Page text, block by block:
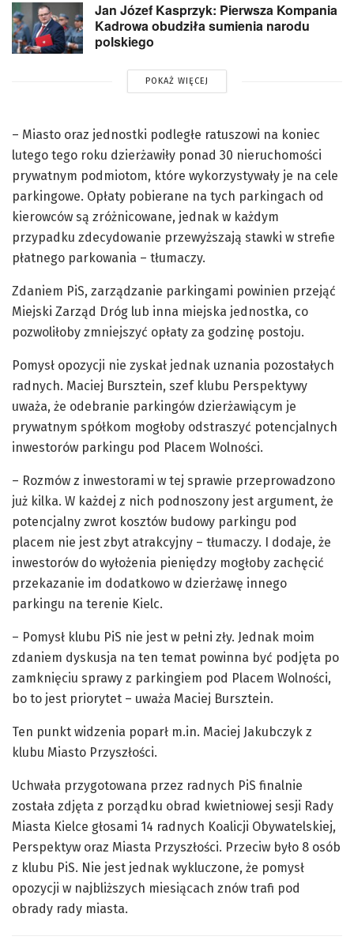
Jan Józef Kasprzyk: Pierwsza Kompania
Kadrowa obudziła sumienia narodu
polskiego
POKAŻ WIĘCEJ
– Miasto oraz jednostki podległe ratuszowi na koniec
lutego tego roku dzierżawiły ponad 30 nieruchomości
prywatnym podmiotom, które wykorzystywały je na cele
parkingowe. Opłaty pobierane na tych parkingach od
kierowców są zróżnicowane, jednak w każdym
przypadku zdecydowanie przewyższają stawki w strefie
płatnego parkowania – tłumaczy.
Zdaniem PiS, zarządzanie parkingami powinien przejąć
Miejski Zarząd Dróg lub inna miejska jednostka, co
pozwoliłoby zmniejszyć opłaty za godzinę postoju.
Pomysł opozycji nie zyskał jednak uznania pozostałych
radnych. Maciej Bursztein, szef klubu Perspektywy
uważa, że odebranie parkingów dzierżawiącym je
prywatnym spółkom mogłoby odstraszyć potencjalnych
inwestorów parkingu pod Placem Wolności.
– Rozmów z inwestorami w tej sprawie przeprowadzono
już kilka. W każdej z nich podnoszony jest argument, że
potencjalny zwrot kosztów budowy parkingu pod
placem nie jest zbyt atrakcyjny – tłumaczy. I dodaje, że
inwestorów do wyłożenia pieniędzy mogłoby zachęcić
przekazanie im dodatkowo w dzierżawę innego
parkingu na terenie Kielc.
– Pomysł klubu PiS nie jest w pełni zły. Jednak moim
zdaniem dyskusja na ten temat powinna być podjęta po
zamknięciu sprawy z parkingiem pod Placem Wolności,
bo to jest priorytet – uważa Maciej Bursztein.
Ten punkt widzenia poparł m.in. Maciej Jakubczyk z
klubu Miasto Przyszłości.
Uchwała przygotowana przez radnych PiS finalnie
została zdjęta z porządku obrad kwietniowej sesji Rady
Miasta Kielce głosami 14 radnych Koalicji Obywatelskiej,
Perspektyw oraz Miasta Przyszłości. Przeciw było 8 osób
z klubu PiS. Nie jest jednak wykluczone, że pomysł
opozycji w najbliższych miesiącach znów trafi pod
obrady rady miasta.